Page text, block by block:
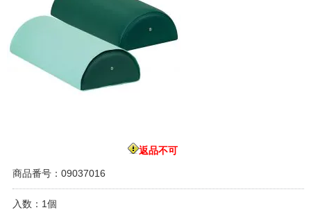
返品不可
商品番号：09037016
入数：1個